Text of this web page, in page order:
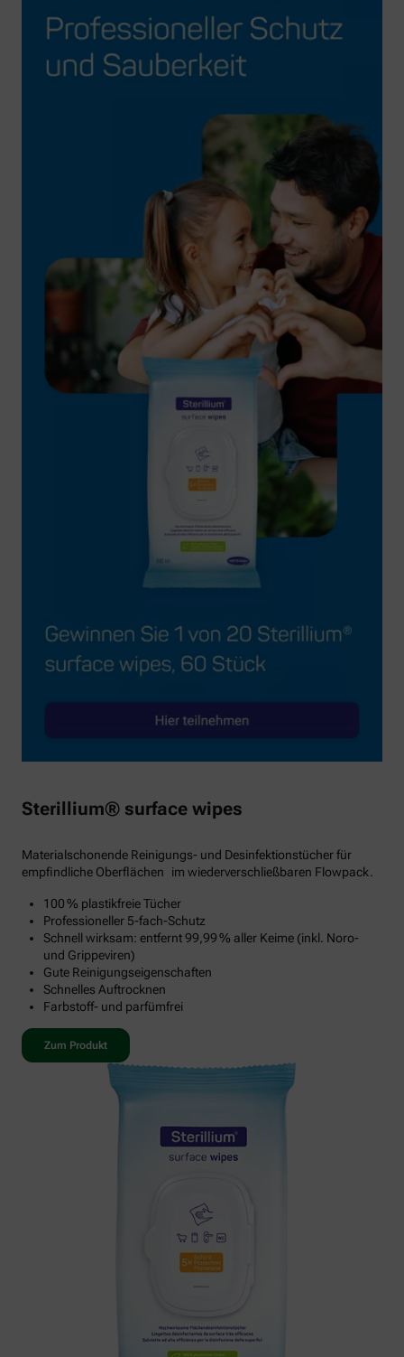
Sterillium® surface wipes
Materialschonende Reinigungs- und Desinfektionstücher für
empfindliche Oberflächen im wiederverschließbaren Flowpack.
100 % plastikfreie Tücher
Professioneller 5-fach-Schutz
Schnell wirksam: entfernt 99,99 % aller Keime (inkl. Noro-
und Grippeviren)
Gute Reinigungseigenschaften
Schnelles Auftrocknen
Farbstoff- und parfümfrei
Zum Produkt